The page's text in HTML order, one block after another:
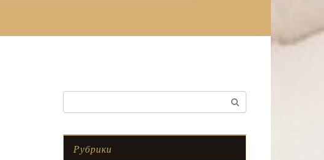
Рубрики